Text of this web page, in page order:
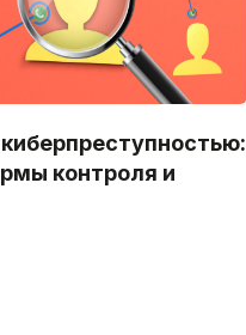
контроля и